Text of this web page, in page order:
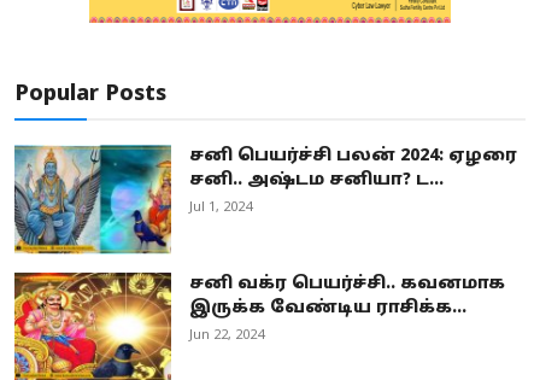
Popular Posts
சனி பெயர்ச்சி பலன் 2024: ஏழரை
சனி.. அஷ்டம சனியா? ட...
Jul 1, 2024
சனி வக்ர பெயர்ச்சி.. கவனமாக
இருக்க வேண்டிய ராசிக்க...
Jun 22, 2024